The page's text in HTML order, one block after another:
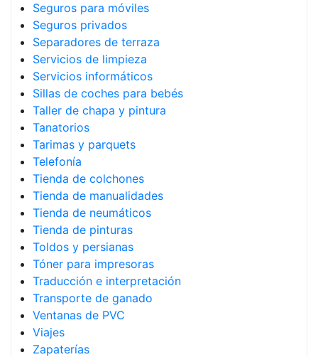
Seguros para móviles
Seguros privados
Separadores de terraza
Servicios de limpieza
Servicios informáticos
Sillas de coches para bebés
Taller de chapa y pintura
Tanatorios
Tarimas y parquets
Telefonía
Tienda de colchones
Tienda de manualidades
Tienda de neumáticos
Tienda de pinturas
Toldos y persianas
Tóner para impresoras
Traducción e interpretación
Transporte de ganado
Ventanas de PVC
Viajes
Zapaterías